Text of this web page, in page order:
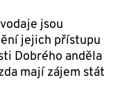
jsou
jejich přístupu
Dobrého anděla
mají zájem stát